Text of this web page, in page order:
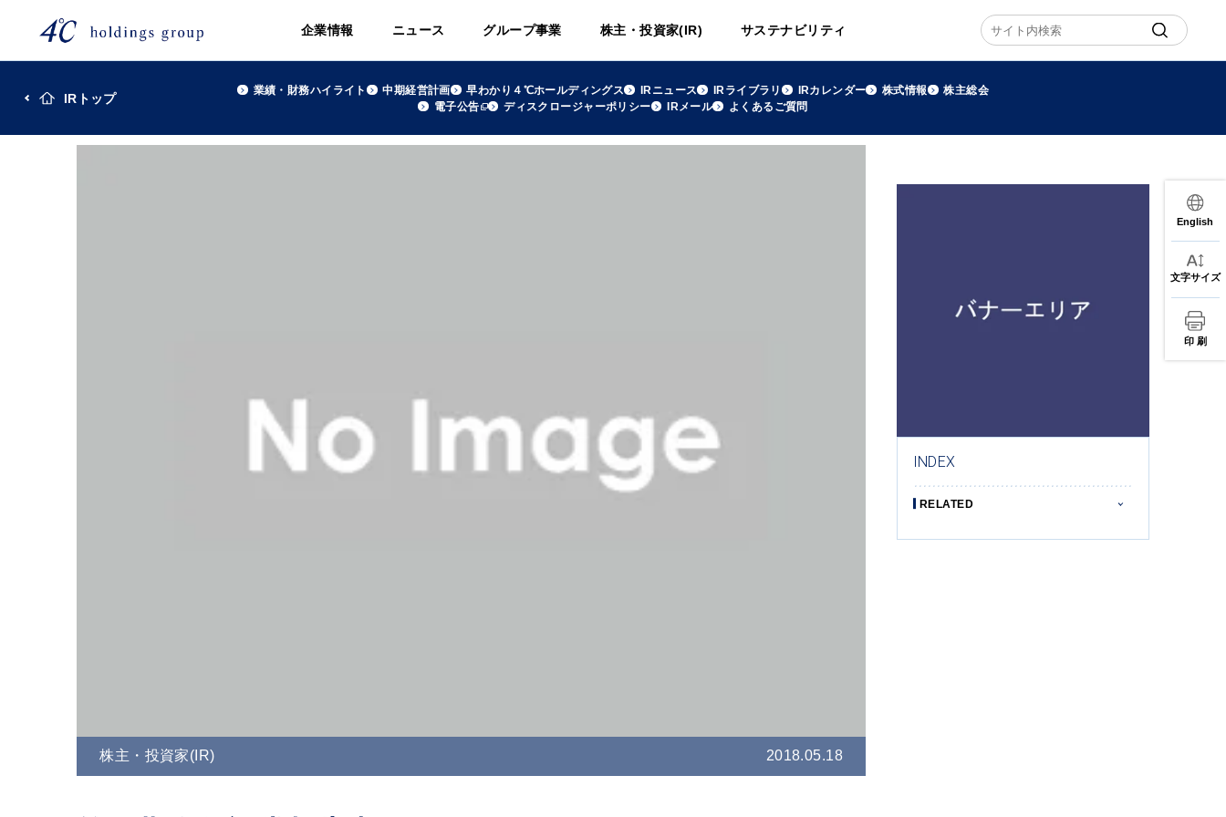
企業情報 ニュース グループ事業 株主・投資家(IR) サステナビリティ
IRトップ
業績・財務ハイライト 中期経営計画 早わかり４℃ホールディングス IRニュース IRライブラリ IRカレンダー 株式情報
株主総会
電子公告
ディスクロージャーポリシー IRメール
よくあるご質問
株主・投資家(IR) 2018.05.18
INDEX
RELATED
English
文字サイズ
印 刷